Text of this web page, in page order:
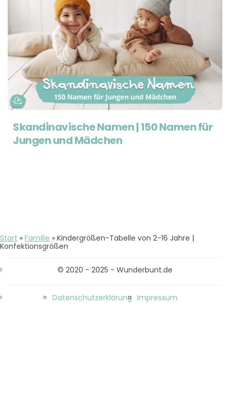
Skandinavische Namen | 150 Namen für
Jungen und Mädchen
Start » Familie » Kindergrößen-Tabelle von 2-16 Jahre |
Konfektionsgrößen
© 2020 - 2025 - Wunderbunt.de
Datenschutzerklärung Impressum